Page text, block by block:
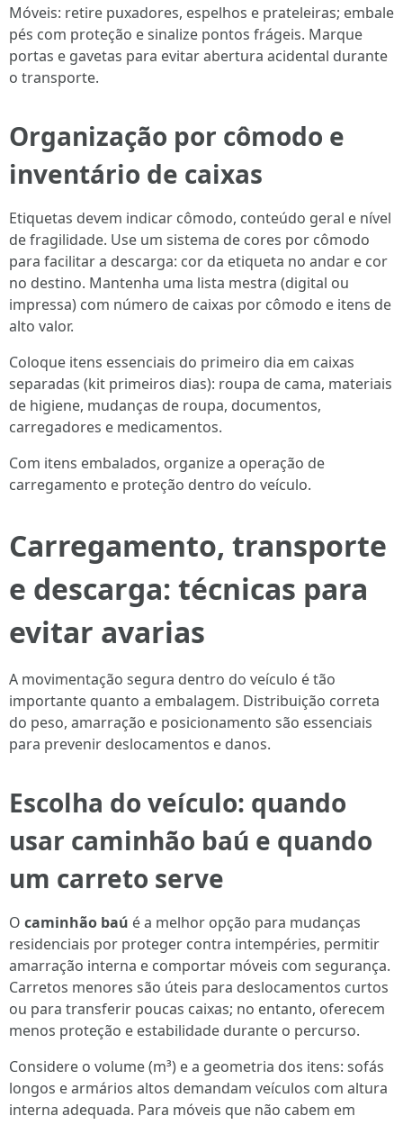
Móveis: retire puxadores, espelhos e prateleiras; embale
pés com proteção e sinalize pontos frágeis. Marque
portas e gavetas para evitar abertura acidental durante
o transporte.
Organização por cômodo e
inventário de caixas
Etiquetas devem indicar cômodo, conteúdo geral e nível
de fragilidade. Use um sistema de cores por cômodo
para facilitar a descarga: cor da etiqueta no andar e cor
no destino. Mantenha uma lista mestra (digital ou
impressa) com número de caixas por cômodo e itens de
alto valor.
Coloque itens essenciais do primeiro dia em caixas
separadas (kit primeiros dias): roupa de cama, materiais
de higiene, mudanças de roupa, documentos,
carregadores e medicamentos.
Com itens embalados, organize a operação de
carregamento e proteção dentro do veículo.
Carregamento, transporte
e descarga: técnicas para
evitar avarias
A movimentação segura dentro do veículo é tão
importante quanto a embalagem. Distribuição correta
do peso, amarração e posicionamento são essenciais
para prevenir deslocamentos e danos.
Escolha do veículo: quando
usar caminhão baú e quando
um carreto serve
O caminhão baú é a melhor opção para mudanças
residenciais por proteger contra intempéries, permitir
amarração interna e comportar móveis com segurança.
Carretos menores são úteis para deslocamentos curtos
ou para transferir poucas caixas; no entanto, oferecem
menos proteção e estabilidade durante o percurso.
Considere o volume (m³) e a geometria dos itens: sofás
longos e armários altos demandam veículos com altura
interna adequada. Para móveis que não cabem em